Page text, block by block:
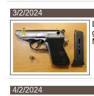
3/2/2024
4/2/2024